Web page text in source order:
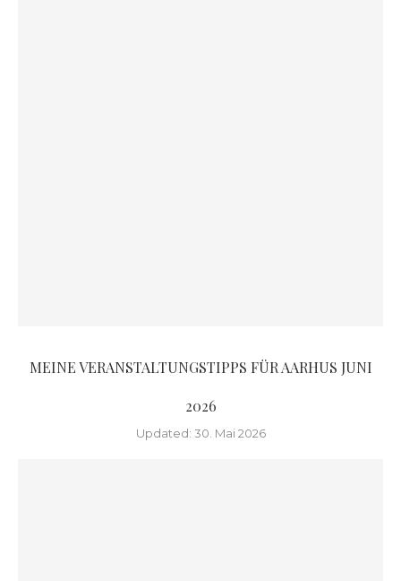
MEINE VERANSTALTUNGSTIPPS FÜR AARHUS JUNI
2026
Updated: 30. Mai 2026